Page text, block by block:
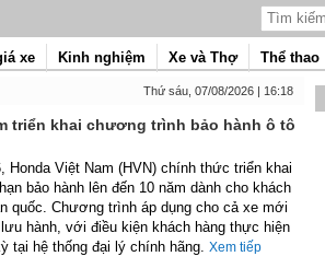
xe Kinh nghiệm Xe và Thợ Thể thao
Thứ sáu, 07/08/2026 | 16:18
triển khai chương trình bảo hành ô tô
Honda Việt Nam (HVN) chính thức triển khai
bảo hành lên đến 10 năm dành cho khách
quốc. Chương trình áp dụng cho cả xe mới
hành, với điều kiện khách hàng thực hiện
tại hệ thống đại lý chính hãng. Xem tiếp